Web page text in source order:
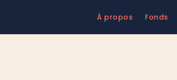
À propos Fonds